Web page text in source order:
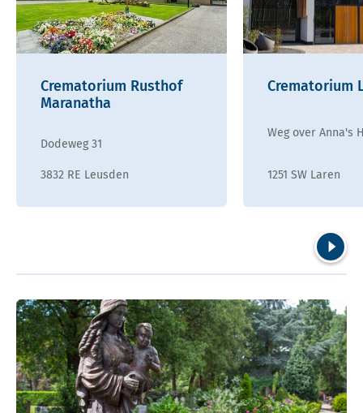
Crematorium Rusthof
Maranatha
Dodeweg 31
3832 RE Leusden
Crematorium
Weg over Anna's
1251 SW Laren